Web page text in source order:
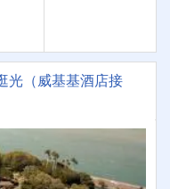
光（威基基酒店接